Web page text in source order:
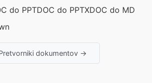
do PPTDOC do PPTXDOC do MD
dokumentov →